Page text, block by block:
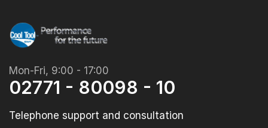
Mon-Fri, 9:00 - 17:00
02771 - 80098 - 10
Telephone support and consultation